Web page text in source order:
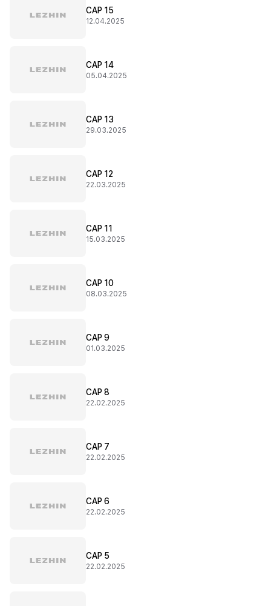
CAP 15
12.04.2025
CAP 14
05.04.2025
CAP 13
29.03.2025
CAP 12
22.03.2025
CAP 11
15.03.2025
CAP 10
08.03.2025
CAP 9
01.03.2025
CAP 8
22.02.2025
CAP 7
22.02.2025
CAP 6
22.02.2025
CAP 5
22.02.2025